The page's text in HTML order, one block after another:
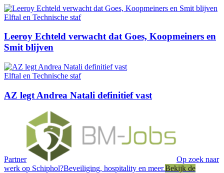
Elftal en Technische staf
Leeroy Echteld verwacht dat Goes, Koopmeiners en
Smit blijven
Elftal en Technische staf
AZ legt Andrea Natali definitief vast
Partner
Op zoek naar
werk op Schiphol?Beveiliging, hospitality en meer.Bekijk de